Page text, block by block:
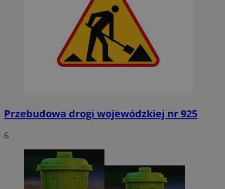
Przebudowa drogi wojewódzkiej nr 925
6